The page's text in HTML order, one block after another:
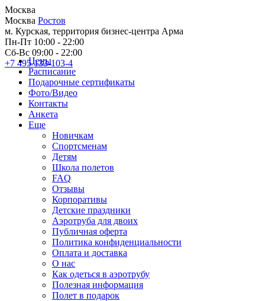
Москва
Москва Ростов
м. Курская, территория бизнес-центра Арма
Пн-Пт 10:00 - 22:00
Сб-Вс 09:00 - 22:00
+7 495 133-103-4
Цены
Расписание
Подарочные сертификаты
Фото/Видео
Контакты
Анкета
Еще
Новичкам
Спортсменам
Детям
Школа полетов
FAQ
Отзывы
Корпоративы
Детские праздники
Аэротруба для двоих
Публичная оферта
Политика конфиденциальности
Оплата и доставка
О нас
Как одеться в аэротрубу
Полезная информация
Полет в подарок